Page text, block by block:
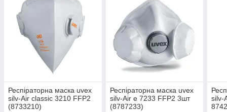
Респіраторна маска uvex
silv-Air classic 3210 FFP2
(8733210)
Респіраторна маска uvex
silv-Air e 7233 FFP2 3шт
(8787233)
silv-